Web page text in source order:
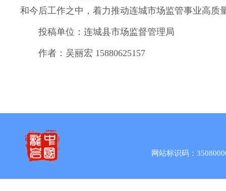
和今后工作之中，着力推动连城市场监管事业高质
投稿单位：连城县市场监督管理局
作者：吴丽宏 15880625157
网站标识码：